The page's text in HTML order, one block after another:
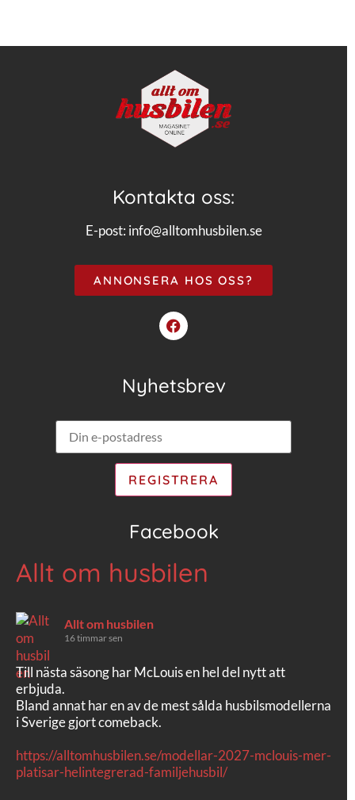
Kontakta oss:
E-post: info@alltomhusbilen.se
ANNONSERA HOS OSS?
Nyhetsbrev
Facebook
Allt om husbilen
Allt om husbilen
16 timmar sen
Till nästa säsong har McLouis en hel del nytt att
erbjuda.
Bland annat har en av de mest sålda husbilsmodellerna
i Sverige gjort comeback.
https://alltomhusbilen.se/modellar-2027-mclouis-mer-
platisar-helintegrerad-familjehusbil/